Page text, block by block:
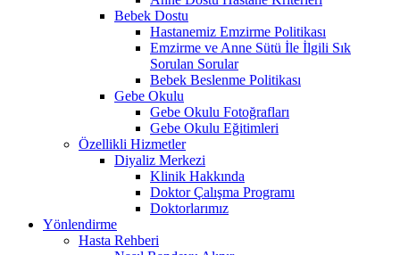
Bebek Dostu
Hastanemiz Emzirme Politikası
Emzirme ve Anne Sütü İle İlgili Sık
Sorulan Sorular
Bebek Beslenme Politikası
Gebe Okulu
Gebe Okulu Fotoğrafları
Gebe Okulu Eğitimleri
Özellikli Hizmetler
Diyaliz Merkezi
Klinik Hakkında
Doktor Çalışma Programı
Doktorlarımız
Yönlendirme
Hasta Rehberi